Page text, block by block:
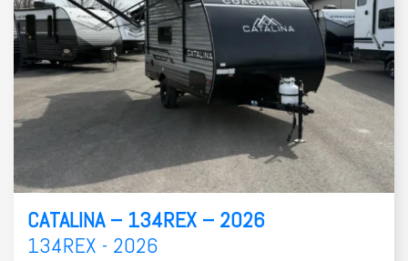
CATALINA – 134REX – 2026
134REX - 2026